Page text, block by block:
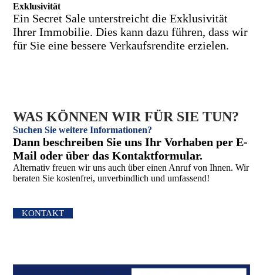
Exklusivität
Ein Secret Sale unterstreicht die Exklusivität
Ihrer Immobilie. Dies kann dazu führen, dass wir
für Sie eine bessere Verkaufsrendite erzielen.
WAS KÖNNEN WIR FÜR SIE TUN?
Suchen Sie weitere Informationen?
Dann beschreiben Sie uns Ihr Vorhaben per E-
Mail oder über das Kontakt­formular.
Alternativ freuen wir uns auch über einen Anruf von Ihnen. Wir
beraten Sie kostenfrei, unverbindlich und umfassend!
KONTAKT